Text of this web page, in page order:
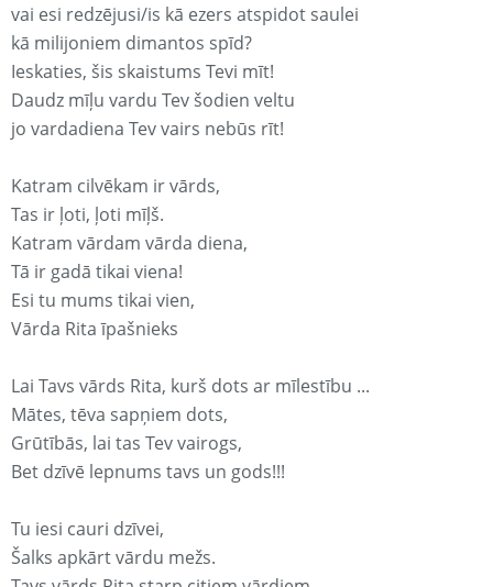
vai esi redzējusi/is kā ezers atspidot saulei
kā milijoniem dimantos spīd?
Ieskaties, šis skaistums Tevi mīt!
Daudz mīļu vardu Tev šodien veltu
jo vardadiena Tev vairs nebūs rīt!
Katram cilvēkam ir vārds,
Tas ir ļoti, ļoti mīļš.
Katram vārdam vārda diena,
Tā ir gadā tikai viena!
Esi tu mums tikai vien,
Vārda Rita īpašnieks
Lai Tavs vārds Rita, kurš dots ar mīlestību ...
Mātes, tēva sapņiem dots,
Grūtībās, lai tas Tev vairogs,
Bet dzīvē lepnums tavs un gods!!!
Tu iesi cauri dzīvei,
Šalks apkārt vārdu mežs.